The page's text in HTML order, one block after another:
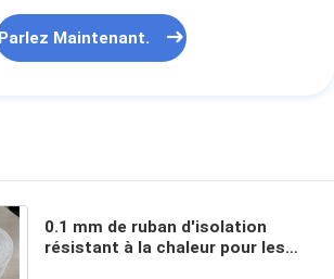
Parlez Maintenant.
0.1 mm de ruban d'isolation
résistant à la chaleur pour les